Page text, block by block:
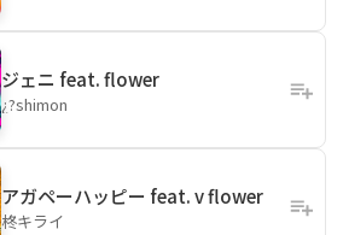
ジェニ feat. flower
¿?shimon
アガペーハッピー feat. v flower
柊キライ